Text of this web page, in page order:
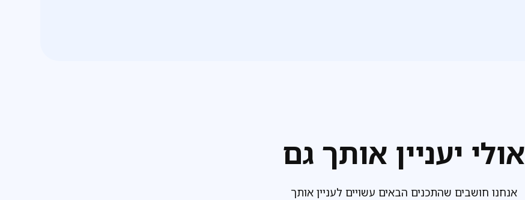
אולי יעניין אותך גם
אנחנו חושבים שהתכנים הבאים עשויים לעניין אותך